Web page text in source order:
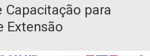
Capacitação para
Extensão